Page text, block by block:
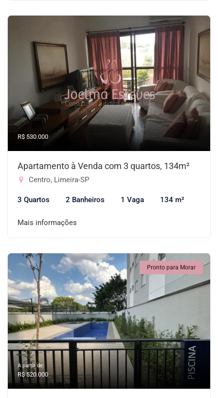
R$ 530.000
Apartamento à Venda com 3 quartos, 134m²
Centro, Limeira-SP
3 Quartos 2 Banheiros 1 Vaga 134 m²
Mais informações
Pronto para Morar
A partir de:
R$ 520.000